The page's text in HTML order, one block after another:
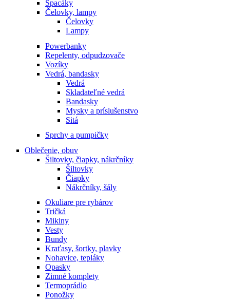
Spacáky
Čelovky, lampy
Čelovky
Lampy
Powerbanky
Repelenty, odpudzovače
Vozíky
Vedrá, bandasky
Vedrá
Skladateľné vedrá
Bandasky
Mysky a príslušenstvo
Sitá
Sprchy a pumpičky
Oblečenie, obuv
Šiltovky, čiapky, nákrčníky
Šiltovky
Čiapky
Nákrčníky, šály
Okuliare pre rybárov
Tričká
Mikiny
Vesty
Bundy
Kraťasy, šortky, plavky
Nohavice, tepláky
Opasky
Zimné komplety
Termoprádlo
Ponožky